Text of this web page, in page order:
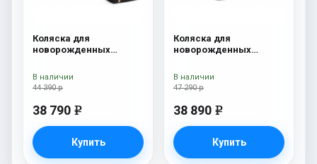
Коляска для
новорожденных
сумка Onyx
44 390 р
38 790 e
Купить
В наличии
Коляска для
новорожденных
Onyx
47 290 р
38 890 e
Купить
В наличии